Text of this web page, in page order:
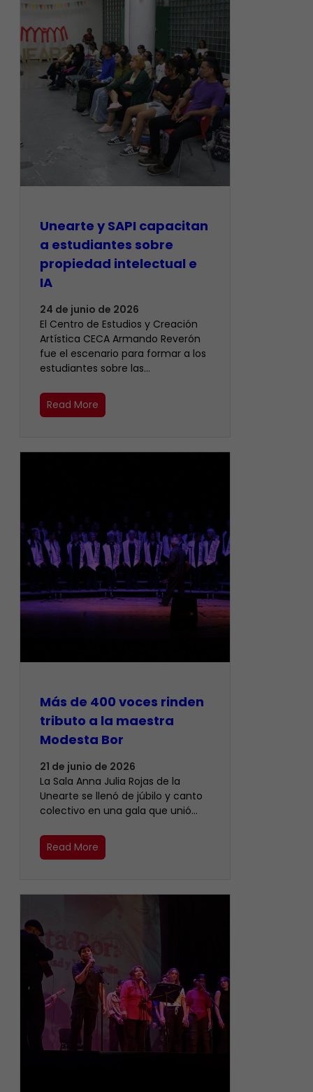
Unearte y SAPI capacitan
a estudiantes sobre
propiedad intelectual e
IA
24 de junio de 2026
El Centro de Estudios y Creación
Artística CECA Armando Reverón
fue el escenario para formar a los
estudiantes sobre las…
Read More
Más de 400 voces rinden
tributo a la maestra
Modesta Bor
21 de junio de 2026
​La Sala Anna Julia Rojas de la
Unearte se llenó de júbilo y canto
colectivo en una gala que unió…
Read More